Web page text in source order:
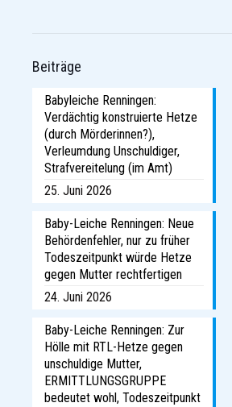
Beiträge
Babyleiche Renningen:
Verdächtig konstruierte Hetze
(durch Mörderinnen?),
Verleumdung Unschuldiger,
Strafvereitelung (im Amt)
25. Juni 2026
Baby-Leiche Renningen: Neue
Behördenfehler, nur zu früher
Todeszeitpunkt würde Hetze
gegen Mutter rechtfertigen
24. Juni 2026
Baby-Leiche Renningen: Zur
Hölle mit RTL-Hetze gegen
unschuldige Mutter,
ERMITTLUNGSGRUPPE
bedeutet wohl, Todeszeitpunkt